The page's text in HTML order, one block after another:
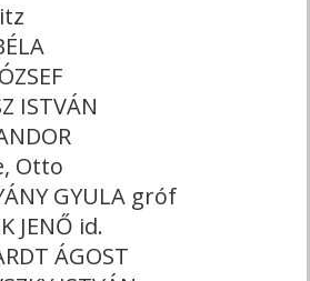
ISTVÁN
Otto
GYULA gróf
JENŐ id.
ÁGOST